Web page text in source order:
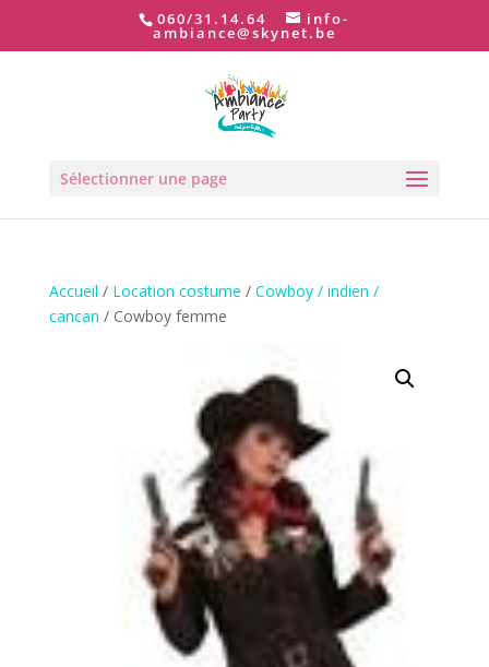
060/31.14.64 info-
ambiance@skynet.be
Sélectionner une page
Accueil / Location costume / Cowboy / indien /
cancan / Cowboy femme